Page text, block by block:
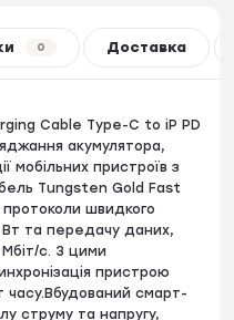
0 Доставка
Cable Type-C to iP PD
акумулятора,
мобільних пристроїв з
Tungsten Gold Fast
швидкого
та передачу даних,
с. З цими
пристрою
часу.Вбудований смарт-
струму та напругу,